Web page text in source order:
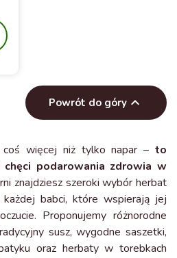
Powrót do góry 
więcej niż tylko napar –to
podarowania zdrowia w
znajdziesz szeroki wybór herbat
każdej babci, które wspierają jej
Proponujemy różnorodne
susz, wygodne saszetki,
oraz herbaty w torebkach